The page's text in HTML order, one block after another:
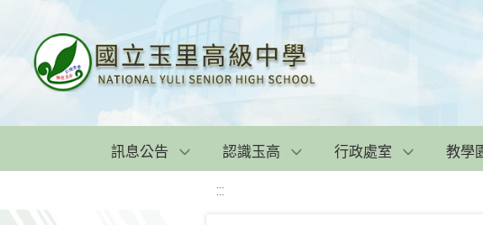
訊息公告 認識玉高 行政處室 教學
:::